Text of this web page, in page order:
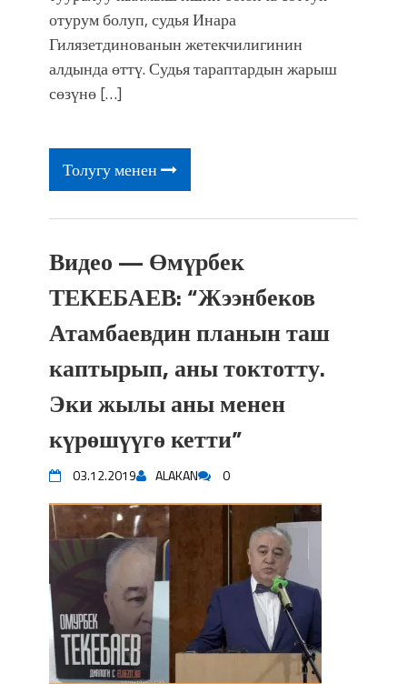
Park'ка 30 миң адам чогулду
отурум болуп, судья Инара
Гилязетдинованын жетекчилигинин
алдында өттү. Судья тараптардын жарыш
сөзүнө […]
Толугу менен
Видео — Өмүрбек
ТЕКЕБАЕВ: “Жээнбеков
Атамбаевдин планын таш
каптырып, аны токтотту.
Эки жылы аны менен
күрөшүүгө кетти”
03.12.2019 ALAKAN 0